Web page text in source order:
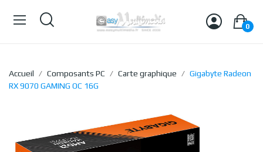
0
Accueil Composants PC Carte graphique
Gigabyte Radeon
RX 9070 GAMING OC 16G